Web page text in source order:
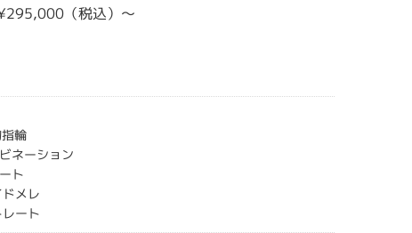
（税込）～
輪
ネーション
ト
メレ
ート